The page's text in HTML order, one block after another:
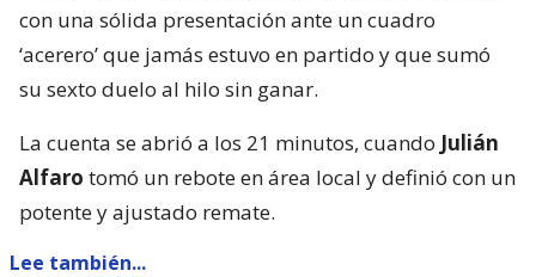
con una sólida presentación ante un cuadro
‘acerero’ que jamás estuvo en partido y que sumó
su sexto duelo al hilo sin ganar.
La cuenta se abrió a los 21 minutos, cuando Julián
Alfaro tomó un rebote en área local y definió con un
potente y ajustado remate.
Lee también...